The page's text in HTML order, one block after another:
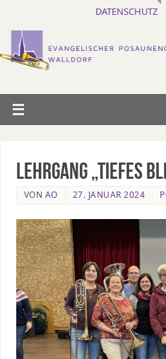
DATENSCHUTZ
Lehrgang „Tiefes
VON AO 27. JANUAR 2024